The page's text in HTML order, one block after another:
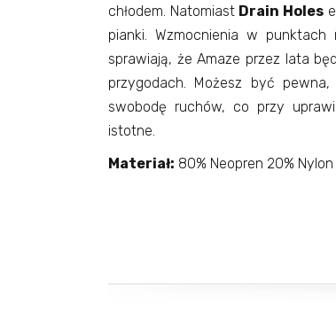
chłodem. Natomiast Drain Holes
pianki. Wzmocnienia w
sprawiają, że Amaze przez lata
przygodach. Możesz być
swobodę ruchów, co przy
istotne.
Materiał: 80% Neopren 20% Nylon